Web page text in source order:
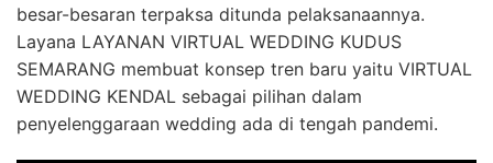
besar-besaran terpaksa ditunda pelaksanaannya.
Layana LAYANAN VIRTUAL WEDDING KUDUS
SEMARANG membuat konsep tren baru yaitu VIRTUAL
WEDDING KENDAL sebagai pilihan dalam
penyelenggaraan wedding ada di tengah pandemi.